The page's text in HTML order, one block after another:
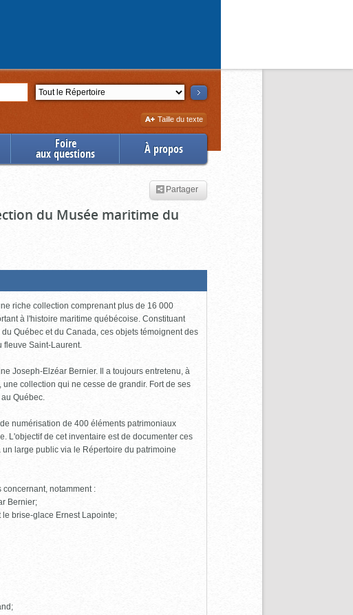
Section
Augmenter
la
Taille du texte
Foire
aux questions À propos
Partager
du Musée maritime du
riche collection comprenant plus de 16 000
à l'histoire maritime québécoise. Constituant
Québec et du Canada, ces objets témoignent des
fleuve Saint-Laurent.
Joseph-Elzéar Bernier. Il a toujours entretenu, à
collection qui ne cesse de grandir. Fort de ses
Québec.
numérisation de 400 éléments patrimoniaux
L'objectif de cet inventaire est de documenter ces
large public via le Répertoire du patrimoine
concernant, notamment :
Bernier;
le brise-glace Ernest Lapointe;